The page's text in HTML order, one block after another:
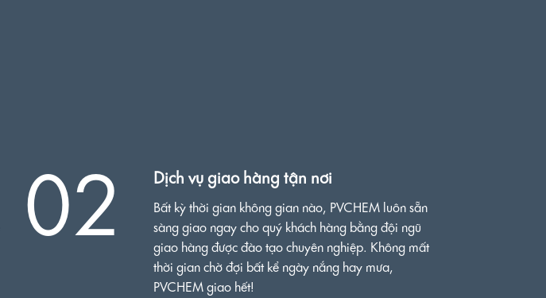
02 Dịch vụ giao hàng tận nơi
Bất kỳ thời gian không gian nào, PVCHEM luôn sẵn
sàng giao ngay cho quý khách hàng bằng đội ngũ
giao hàng được đào tạo chuyên nghiệp. Không mất
thời gian chờ đợi bất kể ngày nắng hay mưa,
PVCHEM giao hết!